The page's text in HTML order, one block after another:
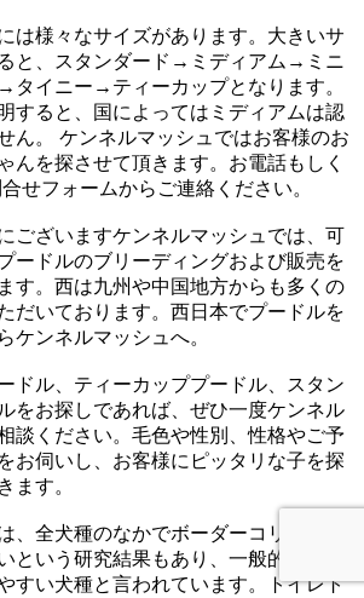
は様々なサイズがあります。大きいサ
と、スタンダード→ミディアム→ミニ
イニー→ティーカップとなります。
すると、国によってはミディアムは認
ん。 ケンネルマッシュではお客様のお
んを探させて頂きます。お電話もしく
せフォームからご連絡ください。
ございますケンネルマッシュでは、可
ードルのブリーディングおよび販売を
す。西は九州や中国地方からも多くの
だいております。西日本でプードルを
ケンネルマッシュへ。
ドル、ティーカッププードル、スタン
をお探しであれば、ぜひ一度ケンネル
談ください。毛色や性別、性格やご予
お伺いし、お客様にピッタリな子を探
ます。
、全犬種のなかでボーダーコリーに次
という研究結果もあり、一般的には飼
すい犬種と言われています。トイレト